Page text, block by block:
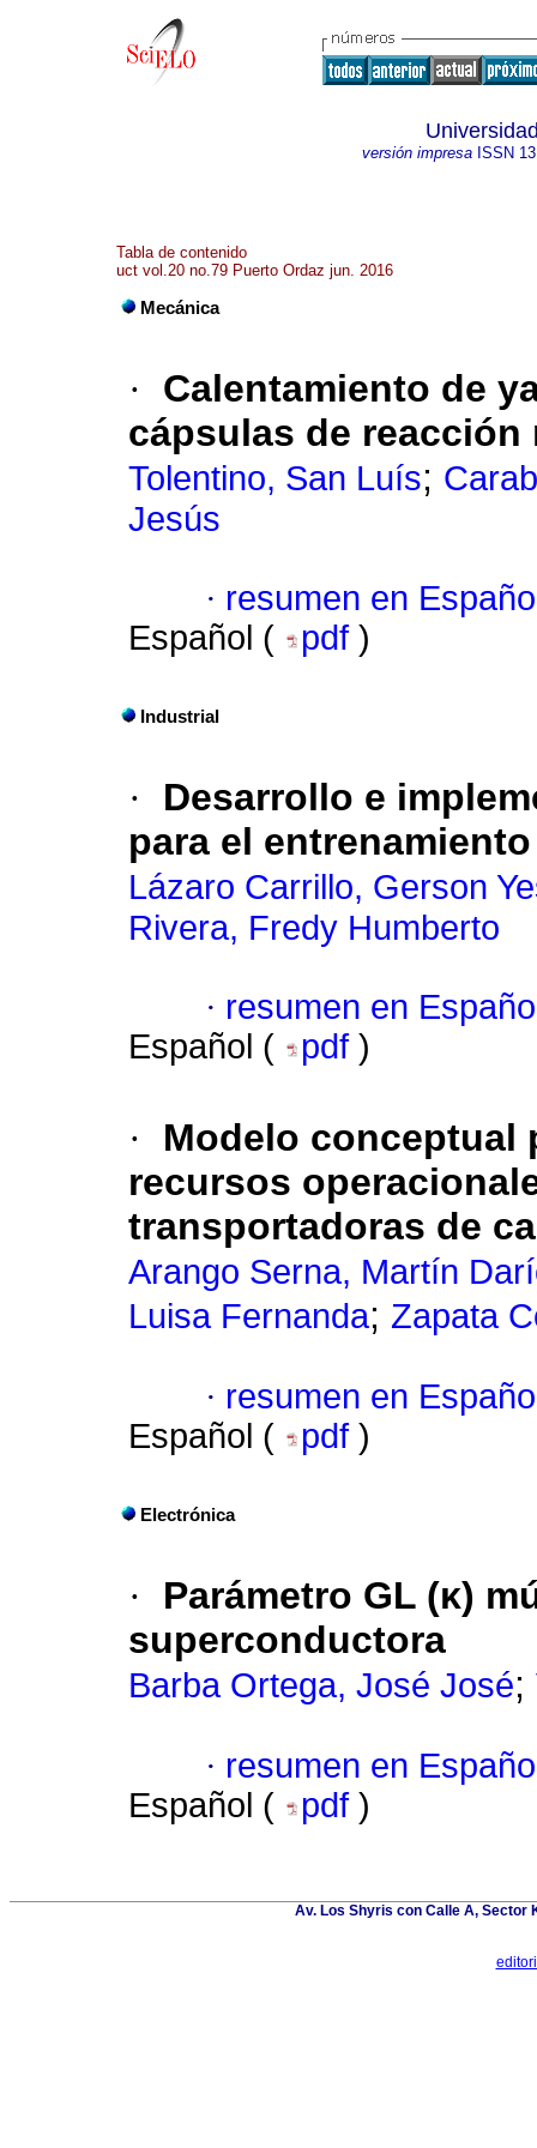
versión impresaISSN
Tabla de contenido
uct vol.20 no.79 Puerto Ordaz jun. 2016
Mecánica
·
Calentamiento de
cápsulas de reacción
Tolentino, San Luís;
Jesús
· resumen en
Español (
pdf )
Industrial
·
Desarrollo e
para el
Lázaro Carrillo, Gerson
Rivera, Fredy Humberto
· resumen en
Español (
pdf )
·
Modelo conceptual
recursos
transportadoras de
Arango Serna, Martín
Luisa Fernanda; Zapata
· resumen en
Español (
pdf )
Electrónica
·
Parámetro GL (κ)
superconductora
Barba Ortega, José José;
· resumen en
Español (
pdf )
Av. Los Shyris con Calle A, Sector